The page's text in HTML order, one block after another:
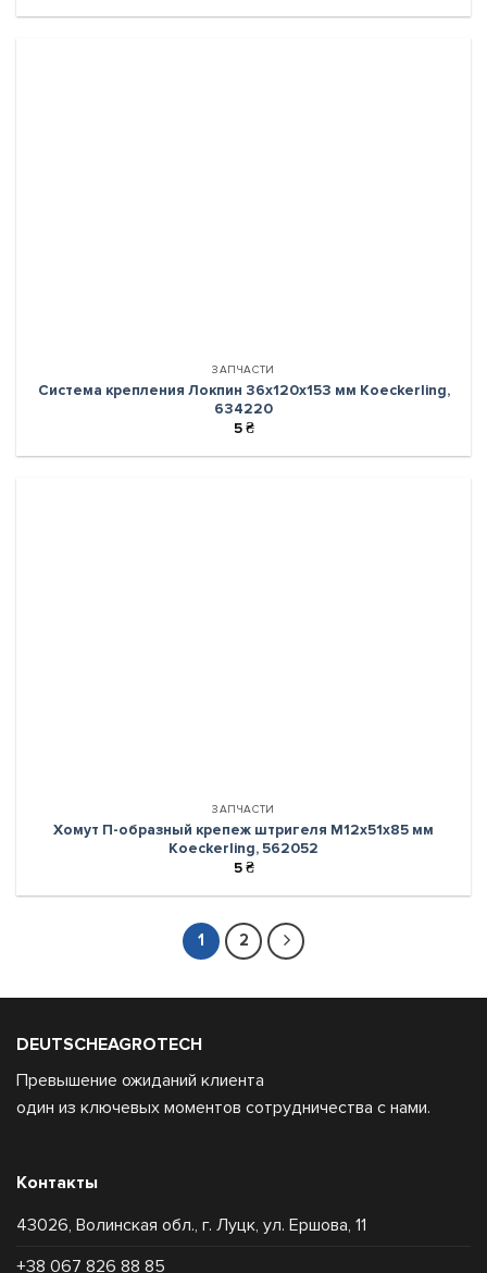
ЗАПЧАСТИ
Система крепления Локпин 36х120х153 мм Koeckerling,
634220
5₴
ЗАПЧАСТИ
Хомут П-образный крепеж штригеля М12х51х85 мм
Koeckerling, 562052
5₴
1 2
DEUTSCHEAGROTECH
Превышение ожиданий клиента
один из ключевых моментов сотрудничества с нами.
Контакты
43026, Волинская обл., г. Луцк, ул. Ершова, 11
+38 067 826 88 85